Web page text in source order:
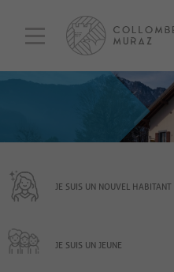
JE SUIS UN NOUVEL HABITANT
JE SUIS UN JEUNE